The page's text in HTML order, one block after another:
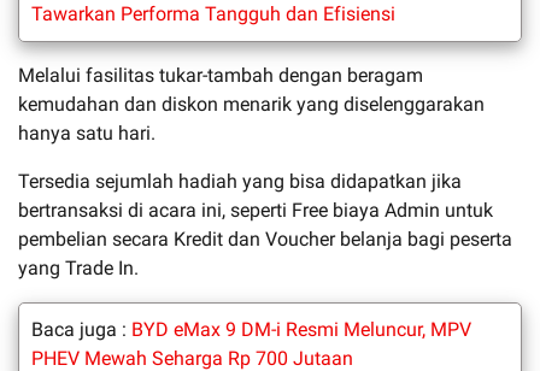
Tawarkan Performa Tangguh dan Efisiensi
Melalui fasilitas tukar-tambah dengan beragam
kemudahan dan diskon menarik yang diselenggarakan
hanya satu hari.
Tersedia sejumlah hadiah yang bisa didapatkan jika
bertransaksi di acara ini, seperti Free biaya Admin untuk
pembelian secara Kredit dan Voucher belanja bagi peserta
yang Trade In.
Baca juga : BYD eMax 9 DM-i Resmi Meluncur, MPV
PHEV Mewah Seharga Rp 700 Jutaan